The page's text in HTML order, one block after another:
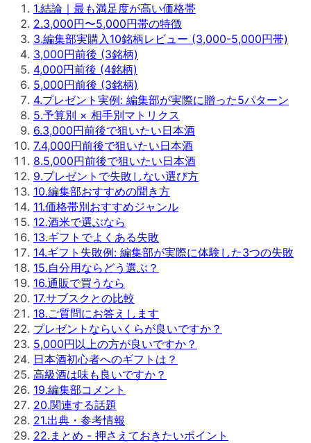
1.結論｜最も満足度が高い価格帯
2.3,000円〜5,000円帯の特徴
3.編集部実購入10銘柄レビュー (3,000-5,000円帯)
3,000円前後 (3銘柄)
4,000円前後 (4銘柄)
5,000円前後 (3銘柄)
4.プレゼント実例: 編集部が実際に贈った5パターン
5.予算別 × 相手別マトリクス
6.3,000円前後で狙いたい日本酒
7.4,000円前後で狙いたい日本酒
8.5,000円前後で狙いたい日本酒
9.プレゼントで失敗しない選び方
10.編集部おすすめの聞き方
11.価格帯別おすすめジャンル
12.酒米で選ぶなら
13.ギフトでよくある失敗
14.ギフト失敗例: 編集部が実際に体験した3つの失敗
15.自分用ならどう選ぶ？
16.通販で買うなら
17.サブスクとの比較
18.ご質問にお答えします
プレゼントならいくらが良いですか？
5,000円以上の方が良いですか？
日本酒初心者へのギフトは？
高級酒は味も良いですか？
19.編集部コメント
20.関連する話題
21.出典・参考情報
22. まとめ - 押さえておきたいポイント